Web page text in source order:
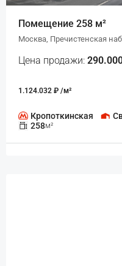
Помещение 258 м²
Москва, Пречистенская
Цена продажи:
1.124.032 ₽ /м²
Кропоткинская
258м²